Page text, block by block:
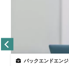
バックエンドエン